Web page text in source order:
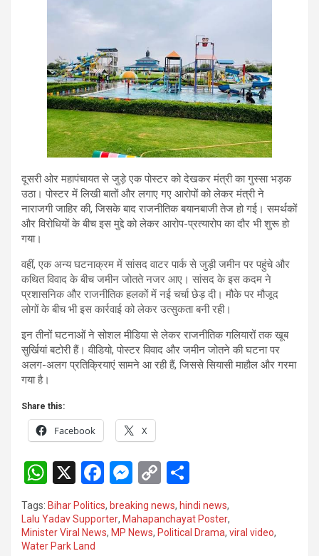
दूसरी ओर महापंचायत से जुड़े एक पोस्टर को देखकर मंत्री का गुस्सा भड़क
उठा। पोस्टर में लिखी बातों और लगाए गए आरोपों को लेकर मंत्री ने
नाराजगी जाहिर की, जिसके बाद राजनीतिक बयानबाजी तेज हो गई। समर्थकों
और विरोधियों के बीच इस मुद्दे को लेकर आरोप-प्रत्यारोप का दौर भी शुरू हो
गया।
वहीं, एक अन्य घटनाक्रम में सांसद वाटर पार्क से जुड़ी जमीन पर पहुंचे और
कथित विवाद के बीच जमीन जोतते नजर आए। सांसद के इस कदम ने
प्रशासनिक और राजनीतिक हलकों में नई चर्चा छेड़ दी। मौके पर मौजूद
लोगों के बीच भी इस कार्रवाई को लेकर उत्सुकता बनी रही।
इन तीनों घटनाओं ने सोशल मीडिया से लेकर राजनीतिक गलियारों तक खूब
सुर्खियां बटोरी हैं। वीडियो, पोस्टर विवाद और जमीन जोतने की घटना पर
अलग-अलग प्रतिक्रियाएं सामने आ रही हैं, जिससे सियासी माहौल और गरमा
गया है।
Share this:
Facebook X
W
h
at
s
X
F
a
ce
b
M
es
se
n
C
py
Li
h
ar
e
Tags: Bihar Politics, breaking news, hindi news,
Lalu Yadav Supporter, Mahapanchayat Poster,
Minister Viral News, MP News, Political Drama, viral video,
Water Park Land